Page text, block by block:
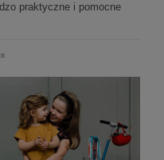
praktyczne i pomocne